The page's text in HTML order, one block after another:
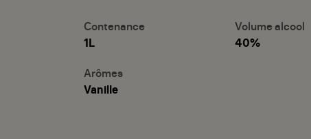
Contenance
1L
Volume alcool
40%
Arômes
Vanille